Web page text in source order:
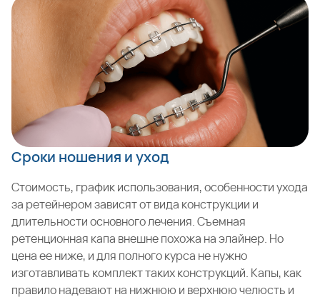
Сроки ношения и уход
Стоимость, график использования, особенности ухода
за ретейнером зависят от вида конструкции и
длительности основного лечения. Съемная
ретенционная капа внешне похожа на элайнер. Но
цена ее ниже, и для полного курса не нужно
изготавливать комплект таких конструкций. Капы, как
правило надевают на нижнюю и верхнюю челюсть и